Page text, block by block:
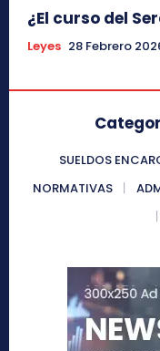
¿El curso del
Leyes 28 Febrero
SUELDOS
NORMATIVAS